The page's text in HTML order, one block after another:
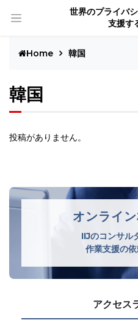
世界のプライバ
支援す
Home 韓国
韓国
投稿がありません。
オンライ
IIJのコンサル
作業支援の
アクセス